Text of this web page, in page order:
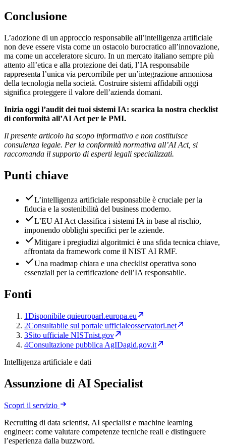
Conclusione
L’adozione di un approccio responsabile all’intelligenza artificiale
non deve essere vista come un ostacolo burocratico all’innovazione,
ma come un acceleratore sicuro. In un mercato italiano sempre più
attento all’etica e alla protezione dei dati, l’IA responsabile
rappresenta l’unica via percorribile per un’integrazione armoniosa
della tecnologia nella società. Costruire sistemi affidabili oggi
significa proteggere il valore dell’azienda domani.
Inizia oggi l’audit dei tuoi sistemi IA: scarica la nostra checklist
di conformità all’AI Act per le PMI.
Il presente articolo ha scopo informativo e non costituisce
consulenza legale. Per la conformità normativa all’AI Act, si
raccomanda il supporto di esperti legali specializzati.
Punti chiave
L’intelligenza artificiale responsabile è cruciale per la
fiducia e la sostenibilità del business moderno.
L’EU AI Act classifica i sistemi IA in base al rischio,
imponendo obblighi specifici per le aziende.
Mitigare i pregiudizi algoritmici è una sfida tecnica chiave,
affrontata da framework come il NIST AI RMF.
Una roadmap chiara e una checklist operativa sono
essenziali per la certificazione dell’IA responsabile.
Fonti
1Disponibile quieuroparl.europa.eu
2Consultabile sul portale ufficialeosservatori.net
3Sito ufficiale NISTnist.gov
4Consultazione pubblica AgIDagid.gov.it
Intelligenza artificiale e dati
Assunzione di AI Specialist
Scopri il servizio
Recruiting di data scientist, AI specialist e machine learning
engineer: come valutare competenze tecniche reali e distinguere
l’esperienza dalla buzzword.